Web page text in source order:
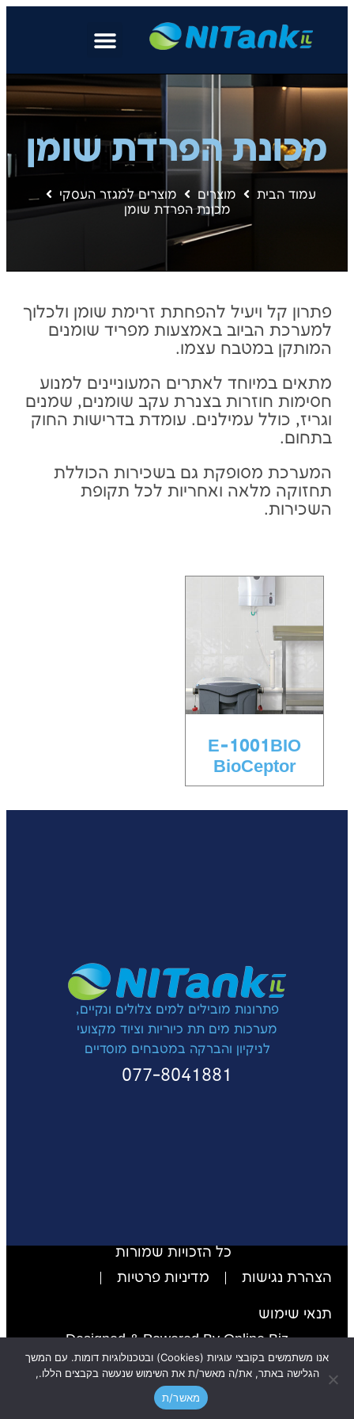
מכונת הפרדת שומן
עמוד הבית מוצרים
מוצרים למגזר העסקי
מכונת הפרדת שומן
פתרון קל ויעיל להפחתת זרימת שומן ולכלוך
למערכת הביוב באמצעות מפריד שומנים
המותקן במטבח עצמו.
מתאים במיוחד לאתרים המעוניינים למנוע
חסימות חוזרות בצנרת עקב שומנים, שמנים
וגריז, כולל עמילנים. עומדת בדרישות החוק
בתחום.
המערכת מסופקת גם בשכירות הכוללת
תחזוקה מלאה ואחריות לכל תקופת
השכירות.
E-1001BIO
BioCeptor
פתרונות מובילים למים צלולים ונקיים,
מערכות מים תת כיוריות וציוד מקצועי
לניקיון והברקה במטבחים מוסדיים
077-8041881
כל הזכויות שמורות
הצהרת נגישות
מדיניות פרטיות
תנאי שימוש
Designed & Powered By Online Biz
לשיחת ייעוץ ללא עלות וקבלת הצעת מחיר צרו קשר​
אנו משתמשים בקובצי עוגיות (Cookies) ובטכנולוגיות דומות. עם המשך
הגלישה באתר, את/ה מאשר/ת את השימוש שנעשה בקבצים הללו.,
מאשר/ת